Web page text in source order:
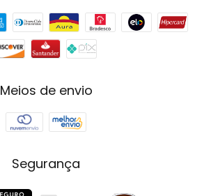
Meios de envio
Segurança